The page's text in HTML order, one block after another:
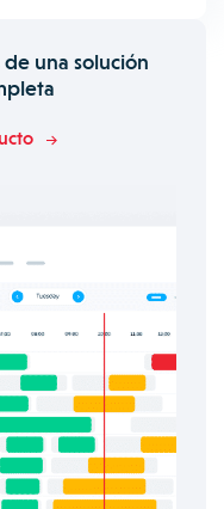
una solución